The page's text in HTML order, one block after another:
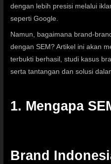
dengan lebih presisi melalui
seperti Google.
Namun, bagaimana brand-
dengan SEM? Artikel ini akan
terbukti berhasil, studi kasus
serta tantangan dan solusi
1. Mengapa
Brand